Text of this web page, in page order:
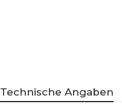
Technische Angaben